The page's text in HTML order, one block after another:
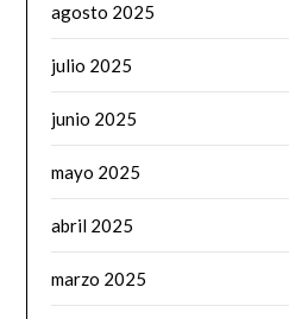
agosto 2025
julio 2025
junio 2025
mayo 2025
abril 2025
marzo 2025